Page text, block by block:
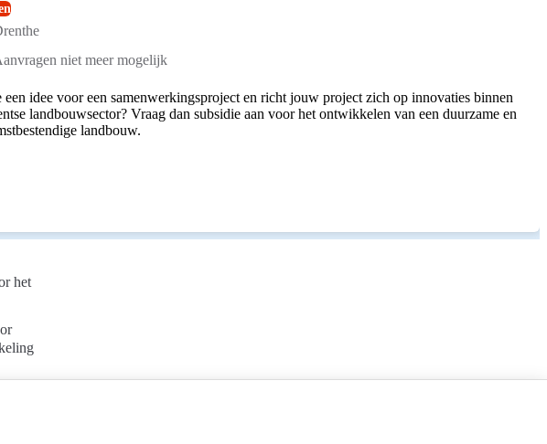
niet meer mogelijk
een idee voor een samenwerkingsproject en richt jouw project zich op innovaties binnen
landbouwsector? Vraag dan subsidie aan voor het ontwikkelen van een duurzame en
landbouw.
het